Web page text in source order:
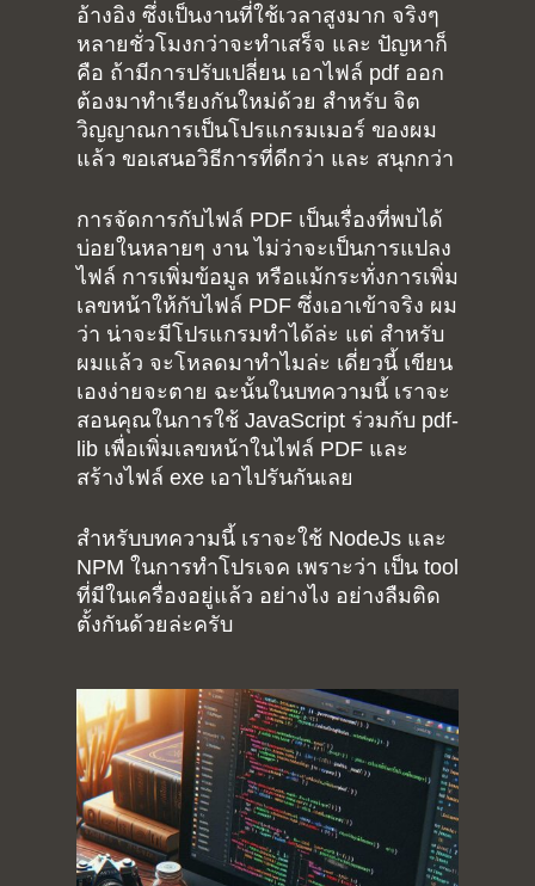
อ้างอิง ซึ่งเป็นงานที่ใช้เวลาสูงมาก จริงๆ
หลายชั่วโมงกว่าจะทำเสร็จ และ ปัญหาก็
คือ ถ้ามีการปรับเปลี่ยน เอาไฟล์ pdf ออก
ต้องมาทำเรียงกันใหม่ด้วย สำหรับ จิต
วิญญาณการเป็นโปรแกรมเมอร์ ของผม
แล้ว ขอเสนอวิธีการที่ดีกว่า และ สนุกกว่า
การจัดการกับไฟล์ PDF เป็นเรื่องที่พบได้
บ่อยในหลายๆ งาน ไม่ว่าจะเป็นการแปลง
ไฟล์ การเพิ่มข้อมูล หรือแม้กระทั่งการเพิ่ม
เลขหน้าให้กับไฟล์ PDF ซึ่งเอาเข้าจริง ผม
ว่า น่าจะมีโปรแกรมทำได้ล่ะ แต่ สำหรับ
ผมแล้ว จะโหลดมาทำไมล่ะ เดี่ยวนี้ เขียน
เองง่ายจะตาย ฉะนั้นในบทความนี้ เราจะ
สอนคุณในการใช้ JavaScript ร่วมกับ pdf-
lib เพื่อเพิ่มเลขหน้าในไฟล์ PDF และ
สร้างไฟล์ exe เอาไปรันกันเลย
สำหรับบทความนี้ เราจะใช้ NodeJs และ
NPM ในการทำโปรเจค เพราะว่า เป็น tool
ที่มีในเครื่องอยู่แล้ว อย่างไง อย่างลืมติด
ตั้งกันด้วยล่ะครับ